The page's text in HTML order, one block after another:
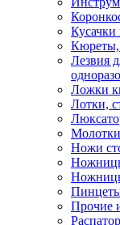
Кюреты,
Лезвия
Ложки
Лотки,
Ножи
Пинцеты
Прочие